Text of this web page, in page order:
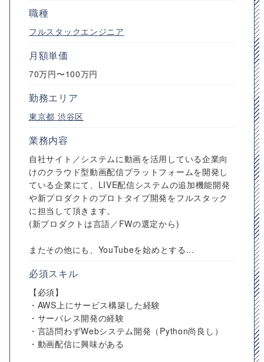
職種
フルスタックエンジニア
月額単価
70万円〜100万円
勤務エリア
東京都 渋谷区
業務内容
自社サイト／システムに動画を活用している企業向
けのクラウド型動画配信プラットフォームを開発し
ている企業にて、LIVE配信システムの追加機能開発
や新プロダクトのプロトタイプ開発をフルスタック
に担当して頂きます。
(新プロダクトは言語／FWの選定から)
またその他にも、YouTubeを始めとする...
必須スキル
【必須】
・AWS上にサービス構築した経験
・サーバレス開発の経験
・言語問わずWebシステム開発（Python尚良し）
・動画配信に興味がある